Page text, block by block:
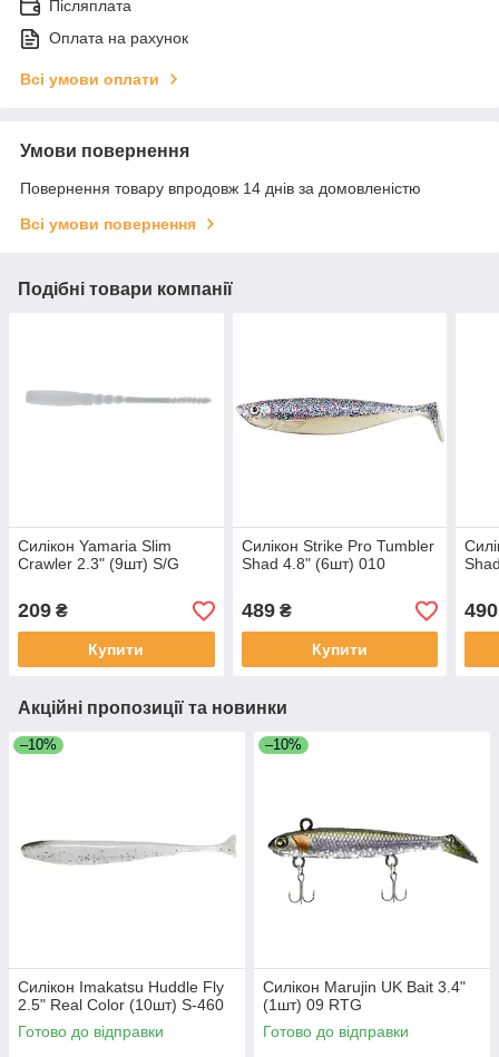
Післяплата
Оплата на рахунок
Всі умови оплати
Умови повернення
Повернення товару впродовж 14 днів за домовленістю
Всі умови повернення
Подібні товари компанії
Силікон Yamaria Slim
Crawler 2.3" (9шт) S/G
209 ₴
Купити
Силікон Strike Pro Tumbler
Shad 4.8" (6шт) 010
489₴
Купити
490
Акційні пропозиції та новинки
–10%
Силікон Imakatsu Huddle Fly
2.5" Real Color (10шт) S-460
Готово до відправки
–10%
Силікон Marujin UK Bait 3.4"
(1шт) 09 RTG
Готово до відправки